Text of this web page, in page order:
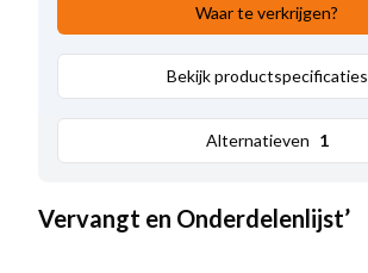
Waar te verkrijgen?
Bekijk productspecificaties
Alternatieven 1
Vervangt en Onderdelenlijst’